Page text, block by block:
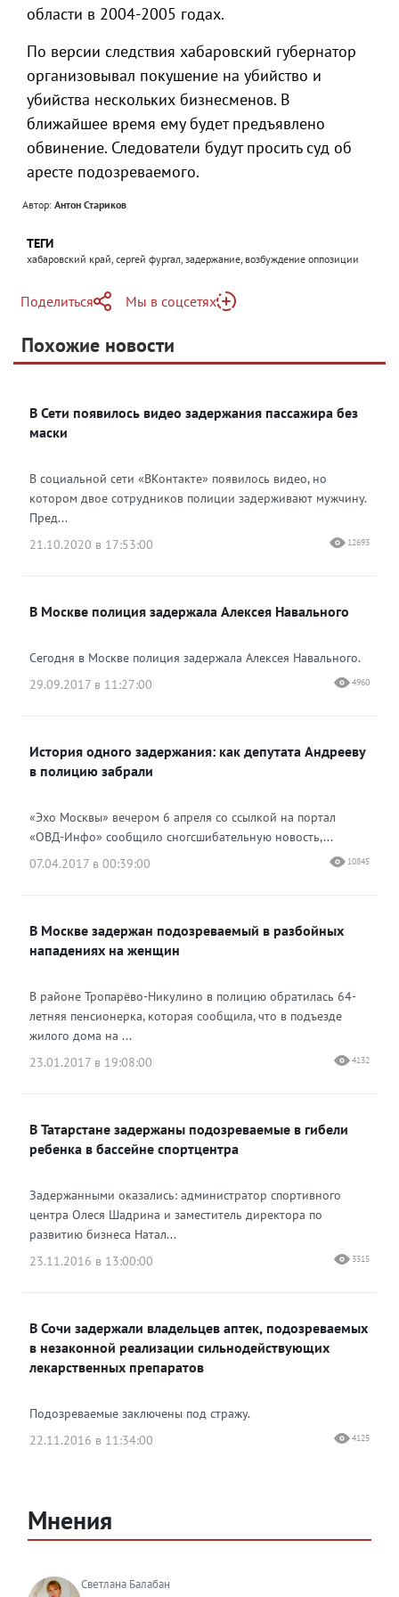
области в 2004-2005 годах.
По версии следствия хабаровский губернатор
организовывал покушение на убийство и
убийства нескольких бизнесменов. В
ближайшее время ему будет предъявлено
обвинение. Следователи будут просить суд об
аресте подозреваемого.
Автор: Антон Стариков
ТЕГИ
хабаровский край, сергей фургал, задержание, возбуждение оппозиции
Поделиться
Telegram
Одноклассники
Мы в соцсетях
Яндекс Дзен
Похожие новости
В Сети появилось видео задержания пассажира без
маски
В социальной сети «ВКонтакте» появилось видео, но
котором двое сотрудников полиции задерживают мужчину.
Пред...
21.10.2020 в 17:53:00
12693
В Москве полиция задержала Алексея Навального
Сегодня в Москве полиция задержала Алексея Навального.
29.09.2017 в 11:27:00
4960
История одного задержания: как депутата Андрееву
в полицию забрали
«Эхо Москвы» вечером 6 апреля со ссылкой на портал
«ОВД-Инфо» сообщило сногсшибательную новость,...
07.04.2017 в 00:39:00
10845
В Москве задержан подозреваемый в разбойных
нападениях на женщин
В районе Тропарёво-Никулино в полицию обратилась 64-
летняя пенсионерка, которая сообщила, что в подъезде
жилого дома на ...
23.01.2017 в 19:08:00
4132
В Татарстане задержаны подозреваемые в гибели
ребенка в бассейне спортцентра
Задержанными оказались: администратор спортивного
центра Олеся Шадрина и заместитель директора по
развитию бизнеса Натал...
23.11.2016 в 13:00:00
3315
В Сочи задержали владельцев аптек, подозреваемых
в незаконной реализации сильнодействующих
лекарственных препаратов
Подозреваемые заключены под стражу.
22.11.2016 в 11:34:00
4125
Мнения
Светлана Балабан